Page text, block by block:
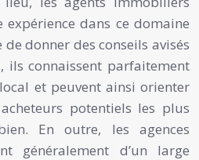
expérience dans ce domaine
donner des conseils avisés
ils connaissent parfaitement
et peuvent ainsi orienter
potentiels les plus
En outre, les agences
généralement d’un large